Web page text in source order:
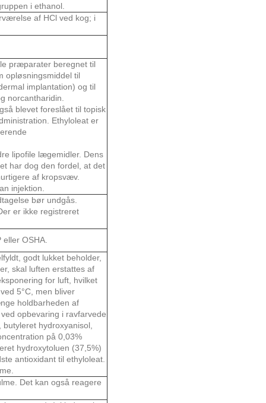
i ethanol.
af HCl ved kog; i
præparater beregnet til
opløsningsmiddel til
implantation) og til
norcantharidin.
blevet foreslået til topisk
Ethyloleat er
lipofile lægemidler. Dens
har dog den fordel, at det
af kropsvæv.
injektion.
bør undgås.
er ikke registreret
OSHA.
godt lukket beholder,
skal luften erstattes af
for luft, hvilket
5°C, men bliver
holdbarheden af
opbevaring i ravfarvede
hydroxyanisol,
på 0,03%
hydroxytoluen (37,5%)
antioxidant til ethyloleat.
Det kan også reagere